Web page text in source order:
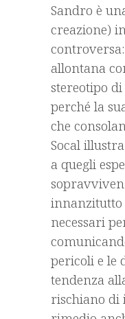
Sandro è
creazione)
allontana
stereotipo
perché la
che
Socal
a quegli
necessari
pericoli e le
tendenza
rischiano di